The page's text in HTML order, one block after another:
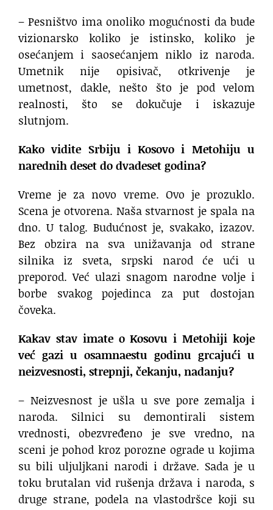
– Pesništvo ima onoliko mogućnosti da bude
vizionarsko koliko je istinsko, koliko je
osećanjem i saosećanjem niklo iz naroda.
Umetnik nije opisivač, otkrivenje je
umetnost, dakle, nešto što je pod velom
realnosti, što se dokučuje i iskazuje
slutnjom.
Kako vidite Srbiju i Kosovo i Metohiju u
narednih deset do dvadeset godina?
Vreme je za novo vreme. Ovo je prozuklo.
Scena je otvorena. Naša stvarnost je spala na
dno. U talog. Budućnost je, svakako, izazov.
Bez obzira na sva unižavanja od strane
silnika iz sveta, srpski narod će ući u
preporod. Već ulazi snagom narodne volje i
borbe svakog pojedinca za put dostojan
čoveka.
Kakav stav imate o Kosovu i Metohiji koje
već gazi u osamnaestu godinu grcajući u
neizvesnosti, strepnji, čekanju, nadanju?
– Neizvesnost je ušla u sve pore zemalja i
naroda. Silnici su demontirali sistem
vrednosti, obezvređeno je sve vredno, na
sceni je pohod kroz porozne ograde u kojima
su bili uljuljkani narodi i države. Sada je u
toku brutalan vid rušenja država i naroda, s
druge strane, podela na vlastodršce koji su